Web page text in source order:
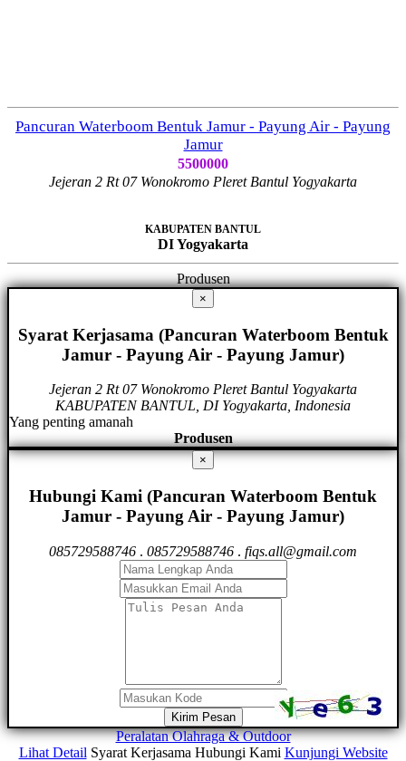
Pancuran Waterboom Bentuk Jamur - Payung Air - Payung
Jamur
5500000
Jejeran 2 Rt 07 Wonokromo Pleret Bantul Yogyakarta
KABUPATEN BANTUL
DI Yogyakarta
Produsen
×
Syarat Kerjasama (Pancuran Waterboom Bentuk
Jamur - Payung Air - Payung Jamur)
Jejeran 2 Rt 07 Wonokromo Pleret Bantul Yogyakarta
KABUPATEN BANTUL, DI Yogyakarta, Indonesia
Yang penting amanah
Produsen
×
Hubungi Kami (Pancuran Waterboom Bentuk
Jamur - Payung Air - Payung Jamur)
085729588746 . 085729588746 . fiqs.all@gmail.com
Kirim Pesan
Peralatan Olahraga & Outdoor
Lihat Detail Syarat Kerjasama Hubungi Kami Kunjungi Website